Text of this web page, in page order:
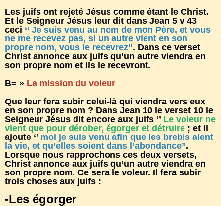
Les juifs ont rejeté Jésus comme étant le Christ.
Et le Seigneur Jésus leur dit dans Jean 5 v 43
ceci ‘’ Je suis venu au nom de mon Père, et vous
ne me recevez pas, si un autre vient en son
propre nom, vous le recevrez’’. Dans ce verset
Christ annonce aux juifs qu’un autre viendra en
son propre nom et ils le recevront.
B= » La mission du voleur
Que leur fera subir celui-là qui viendra vers eux
en son propre nom ? Dans Jean 10 le verset 10 le
Seigneur Jésus dit encore aux juifs ‘’ Le voleur ne
vient que pour dérober, égorger et détruire ; et il
ajoute ‘’ moi je suis venu afin que les brebis aient
la vie, et qu’elles soient dans l’abondance’’.
Lorsque nous rapprochons ces deux versets,
Christ annonce aux juifs qu’un autre viendra en
son propre nom. Ce sera le voleur. Il fera subir
trois choses aux juifs :
-Les égorger